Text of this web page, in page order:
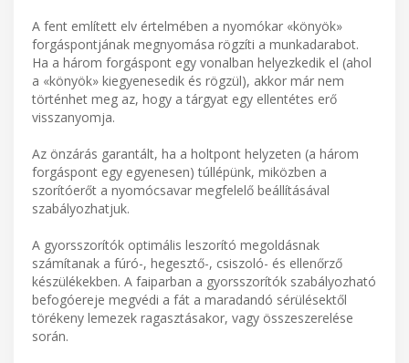
A fent említett elv értelmében a nyomókar «könyök»
forgáspontjának megnyomása rögzíti a munkadarabot.
Ha a három forgáspont egy vonalban helyezkedik el (ahol
a «könyök» kiegyenesedik és rögzül), akkor már nem
történhet meg az, hogy a tárgyat egy ellentétes erő
visszanyomja.
Az önzárás garantált, ha a holtpont helyzeten (a három
forgáspont egy egyenesen) túllépünk, miközben a
szorítóerőt a nyomócsavar megfelelő beállításával
szabályozhatjuk.
A gyorsszorítók optimális leszorító megoldásnak
számítanak a fúró-, hegesztő-, csiszoló- és ellenőrző
készülékekben. A faiparban a gyorsszorítók szabályozható
befogóereje megvédi a fát a maradandó sérülésektől
törékeny lemezek ragasztásakor, vagy összeszerelése
során.